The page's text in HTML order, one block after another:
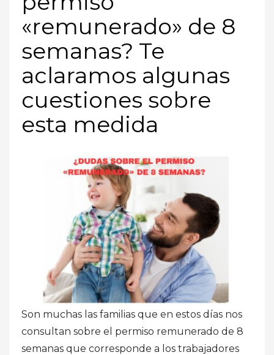
«remunerado» de 8
semanas? Te
aclaramos algunas
cuestiones sobre
esta medida
Son muchas las familias que en estos días nos
consultan sobre el permiso remunerado de 8
semanas que corresponde a los trabajadores